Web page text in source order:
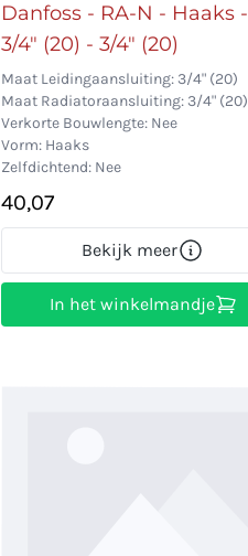
Danfoss - RA-N - Haaks -
3/4" (20) - 3/4" (20)
Maat Leidingaansluiting: 3/4" (20)
Maat Radiatoraansluiting: 3/4" (20)
Verkorte Bouwlengte: Nee
Vorm: Haaks
Zelfdichtend: Nee
40,07
Bekijk meer
In het winkelmandje